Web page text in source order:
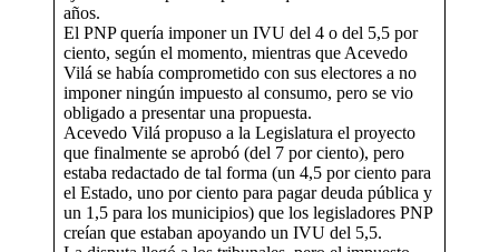
años.
El PNP quería imponer un IVU del 4 o del 5,5 por
ciento, según el momento, mientras que Acevedo
Vilá se había comprometido con sus electores a no
imponer ningún impuesto al consumo, pero se vio
obligado a presentar una propuesta.
Acevedo Vilá propuso a la Legislatura el proyecto
que finalmente se aprobó (del 7 por ciento), pero
estaba redactado de tal forma (un 4,5 por ciento para
el Estado, uno por ciento para pagar deuda pública y
un 1,5 para los municipios) que los legisladores PNP
creían que estaban apoyando un IVU del 5,5.